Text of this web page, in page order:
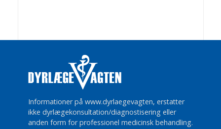
Informationer på www.dyrlaegevagten, erstatter
ikke dyrlægekonsultation/diagnostisering eller
anden form for professionel medicinsk behandling.